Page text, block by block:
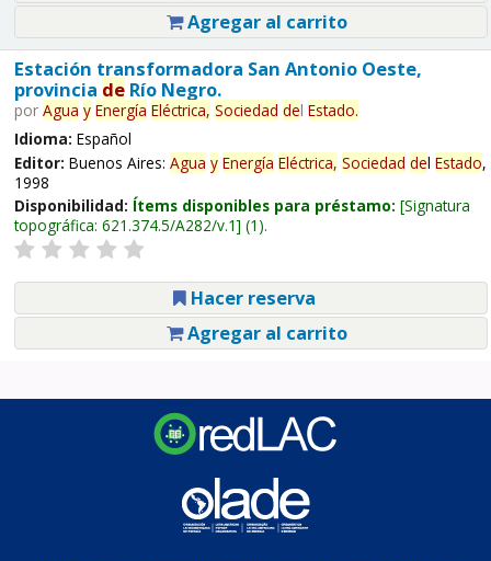
Agregar al carrito
Estación transformadora San Antonio Oeste,
provincia deRío Negro.
por Agua y Energía Eléctrica, Sociedad del Estado.
Idioma: Español
Editor: Buenos Aires: Agua y Energía Eléctrica, Sociedad del Estado,
1998
Disponibilidad: Ítems disponibles para préstamo: Signatura
topográfica: 621.374.5/A282/v.1 (1).
Hacer reserva
Agregar al carrito